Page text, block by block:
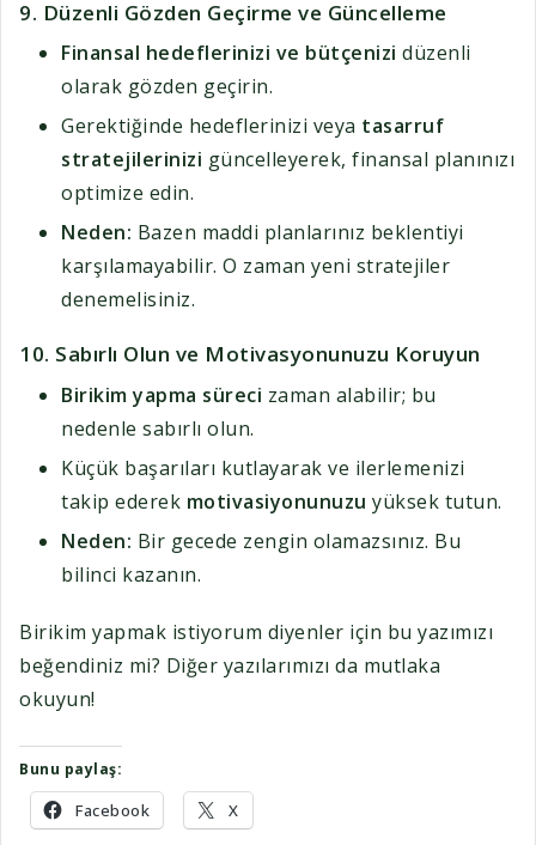
9. Düzenli Gözden Geçirme ve Güncelleme
Finansal hedeflerinizi ve bütçenizi düzenli
olarak gözden geçirin.
Gerektiğinde hedeflerinizi veya tasarruf
stratejilerinizi güncelleyerek, finansal planınızı
optimize edin.
Neden: Bazen maddi planlarınız beklentiyi
karşılamayabilir. O zaman yeni stratejiler
denemelisiniz.
10. Sabırlı Olun ve Motivasyonunuzu Koruyun
Birikim yapma süreci zaman alabilir; bu
nedenle sabırlı olun.
Küçük başarıları kutlayarak ve ilerlemenizi
takip ederek motivasiyonunuzu yüksek tutun.
Neden: Bir gecede zengin olamazsınız. Bu
bilinci kazanın.
Birikim yapmak istiyorum diyenler için bu yazımızı
beğendiniz mi? Diğer yazılarımızı da mutlaka
okuyun!
Bunu paylaş:
Facebook X